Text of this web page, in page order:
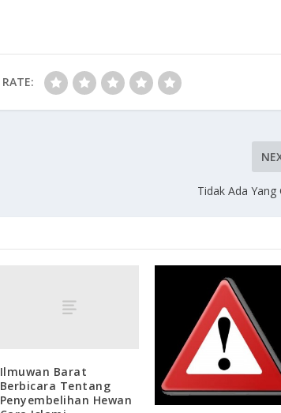
RATE:
Tidak Ada Yang
Ilmuwan Barat
Berbicara Tentang
Penyembelihan Hewan